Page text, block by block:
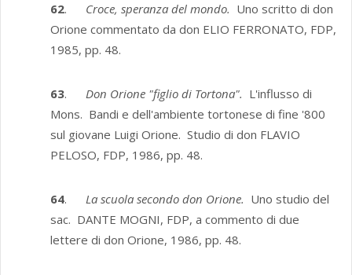
62. Croce, speranza del mondo. Uno scritto di don
Orione commentato da don ELIO FERRONATO, FDP,
1985, pp. 48.
63. Don Orione "figlio di Tortona". L'influsso di
Mons. Bandi e dell'ambi­ente tortonese di fine '800
sul giovane Luigi Orione. Studio di don FLAVIO
PELOSO, FDP, 1986, pp. 48.
64. La scuola secondo don Orione. Uno studio del
sac. DANTE MOGNI, FDP, a commento di due
lettere di don Orione, 1986, pp. 48.